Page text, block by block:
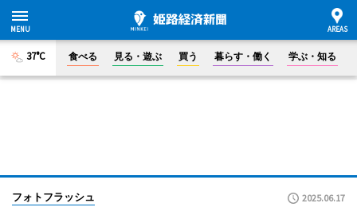
37°C 食べる 見る・遊ぶ 買う 暮らす・働く 学ぶ・知る
フォトフラッシュ 2025.06.17